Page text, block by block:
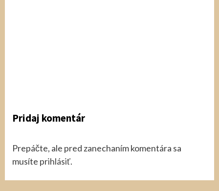
Pridaj komentár
Prepáčte, ale pred zanechaním komentára sa
musíte prihlásiť.